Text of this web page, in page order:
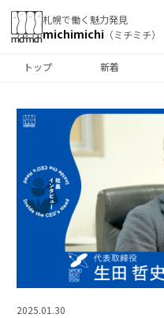
札幌で働く魅力発見
michimichi （ミチミチ）
トップ 新着
2025.01.30